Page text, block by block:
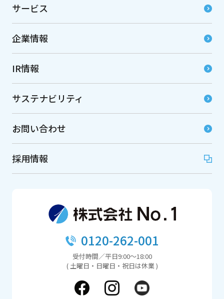
サービス
企業情報
IR情報
サステナビリティ
お問い合わせ
採用情報
0120-262-001
受付時間／平日9:00～18:00
( 土曜日・日曜日・祝日は休業 )